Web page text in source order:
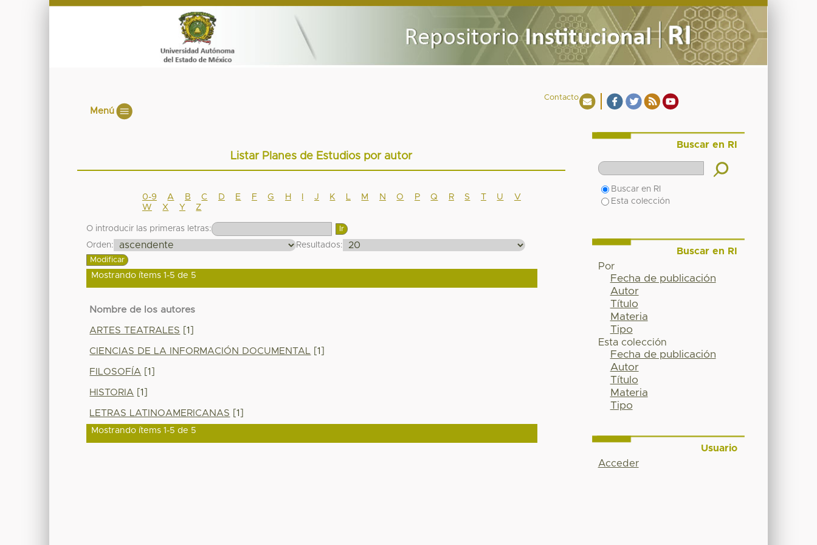
Contacto
Menú
Listar Planes de Estudios por autor
0-9 A B C D E F G H J K M N O P Q R S T U
V
W
X Y Z
O introducir las primeras letras:
Orden:
Resultados:
Mostrando ítems 1-5 de 5
Nombre de los autores
ARTES TEATRALES [1]
CIENCIAS DE LA INFORMACIÓN DOCUMENTAL [1]
FILOSOFÍA [1]
HISTORIA [1]
LETRAS LATINOAMERICANAS [1]
Mostrando ítems 1-5 de 5
Buscar en RI
Buscar en RI
Esta colección
Buscar en RI
Por
Fecha de publicación
Autor
Título
Materia
Tipo
Esta colección
Fecha de publicación
Autor
Título
Materia
Tipo
Usuario
Acceder